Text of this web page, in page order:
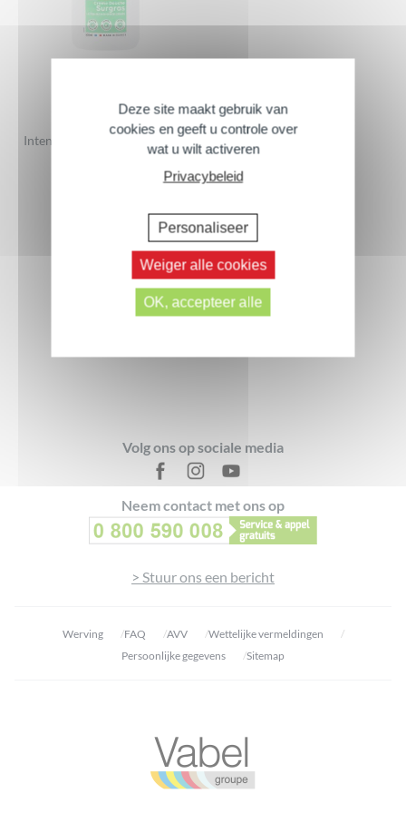
Intensieve Douchecrème met
Zoete Amandelolie
Volg ons op sociale media
Neem contact met ons op
> Stuur ons een bericht
Werving FAQ AVV
Wettelijke vermeldingen
Persoonlijke gegevens
Sitemap
Deze site maakt gebruik van
cookies en geeft u controle over
wat u wilt activeren
Privacybeleid
Personaliseer
Weiger alle cookies
OK, accepteer alle